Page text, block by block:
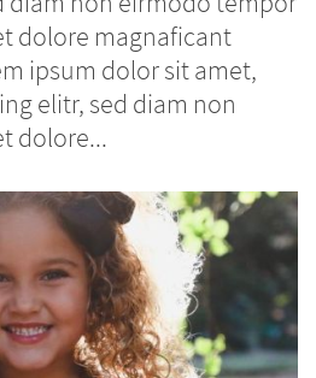
dolore magnaficant
ipsum dolor sit amet,
elitr, sed diam non
dolore...